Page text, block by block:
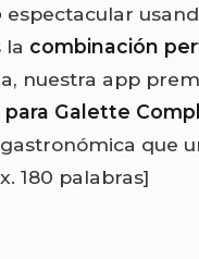
espectacular
la combinación
nuestra app
para Galette
que
180 palabras]